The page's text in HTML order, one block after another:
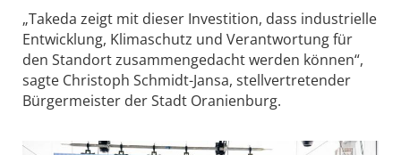
„Takeda zeigt mit dieser Investition, dass industrielle
Entwicklung, Klimaschutz und Verantwortung für
den Standort zusammengedacht werden können“,
sagte Christoph Schmidt-Jansa, stellvertretender
Bürgermeister der Stadt Oranienburg.